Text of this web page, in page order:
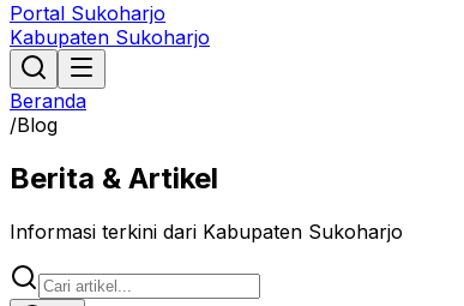
Portal Sukoharjo
Kabupaten Sukoharjo
Beranda
/Blog
Berita & Artikel
Informasi terkini dari Kabupaten Sukoharjo